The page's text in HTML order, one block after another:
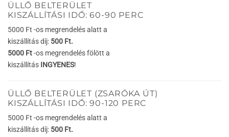
ÜLLŐ BELTERÜLET
KISZÁLLÍTÁSI IDŐ: 60-90 PERC
5000 Ft -os megrendelés alatt a
kiszállítás díj: 500 Ft.
5000 Ft-os megrendelés fölött a
kiszállítás INGYENES!
ÜLLŐ BELTERÜLET (ZSARÓKA ÚT)
KISZÁLLÍTÁSI IDŐ: 90-120 PERC
5000 Ft -os megrendelés alatt a
kiszállítás díj: 500 Ft.